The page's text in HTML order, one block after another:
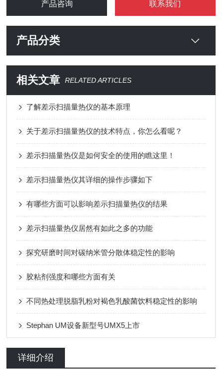
产品咨询 联系我们
产品分类
相关文章 RELATED ARTICLES
了解差示扫描量热仪的基本原理
关于差示扫描量热仪的技术特点，你怎么看呢？
差示扫描量热仪是如何安全的使用的瞧这里！
差示扫描量热仪其详细的操作步骤如下
有哪些方面可以影响差示扫描量热仪的结果
差示扫描量热仪居然有如此之多的功能
探究研磨时间对碳纳米管分散体稳定性的影响
胶粘剂强度和哪些方面有关
不同热处理脱脂乳粉对褐色乳酸菌饮料稳定性的影响
Stephan UM设备新型号UMX5上市
详细介绍